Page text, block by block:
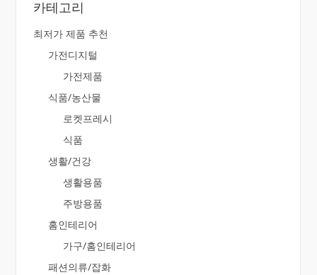
카테고리
최저가 제품 추천
가전디지털
가전제품
식품/농산물
로켓프레시
식품
생활/건강
생활용품
주방용품
홈인테리어
가구/홈인테리어
패션의류/잡화